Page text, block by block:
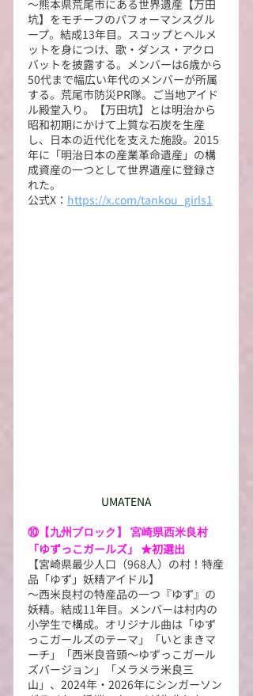
～熊本県荒尾市にある世界遺産【万田
坑】をモチーフのパフォーマンスグル
ープ。結成13年目。スコップとヘルメ
ットを身につけ、歌・ダンス・アクロ
バットを披露する。メンバーは6歳から
50代まで幅広い年代のメンバーが所属
する。荒尾市防災PR隊。ご当地アイド
ル殿堂入り。【万田坑】とは明治から
昭和初期にかけて上質な石炭を生産
し、日本の近代化を支えた施設。2015
年に「明治日本の産業革命遺産」の構
成資産の一つとして世界遺産に登録さ
れた。
公式X： https://x.com/tankou_girls1
UMATENA
⑩【九州ブロック】 宮崎県西米良村
「ゆずっこガールズ」 ★初選出
【宮崎県最少人口（968人）の村！特産
品「ゆず」妖精アイドル】
～西米良村の特産品の一つ『ゆず』の
妖精。結成11年目。メンバーは村内の
小学生で構成。オリジナル曲は「ゆず
っこガールズのテーマ」「いとまきマ
ーチ」「西米良音頭〜ゆずっこガール
ズバージョン」「メラメラ米良三
山」、2024年・2026年にシンガーソン